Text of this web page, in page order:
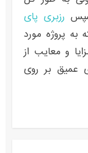
رزبری پای
پروژه مورد
و معایب از
عمیق بر روی